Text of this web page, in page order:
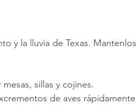
y la lluvia de Texas. Mantenlos
sillas y cojines.
de aves rápidamente